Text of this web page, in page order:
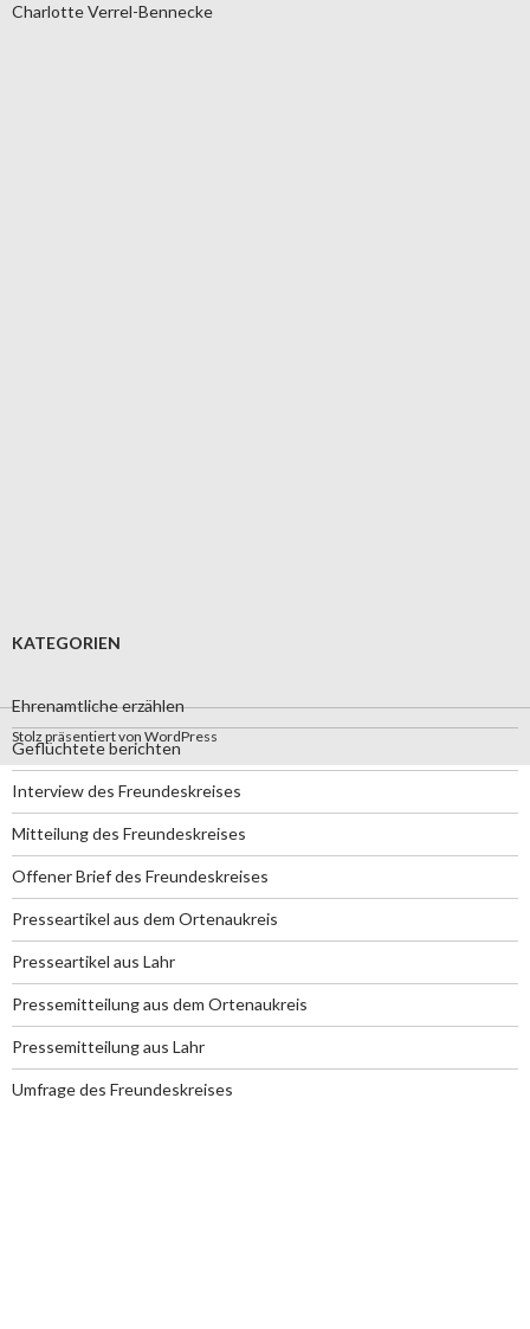
Charlotte Verrel-Bennecke
KATEGORIEN
Ehrenamtliche erzählen
Geflüchtete berichten
Interview des Freundeskreises
Mitteilung des Freundeskreises
Offener Brief des Freundeskreises
Presseartikel aus dem Ortenaukreis
Presseartikel aus Lahr
Pressemitteilung aus dem Ortenaukreis
Pressemitteilung aus Lahr
Umfrage des Freundeskreises
Stolz präsentiert von WordPress